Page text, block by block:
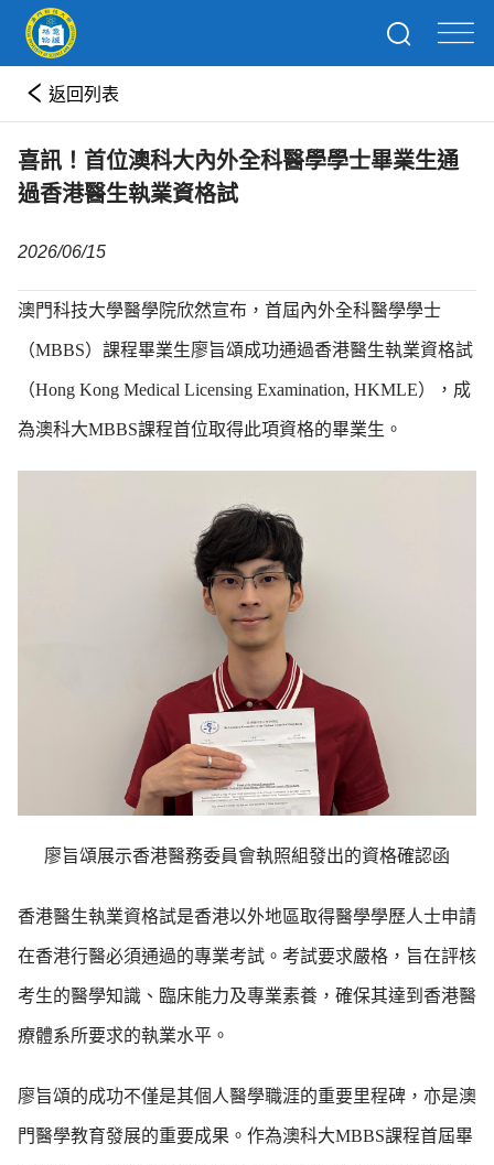
返回列表
喜訊！首位澳科大內外全科醫學學士畢業生通
過香港醫生執業資格試
2026/06/15
澳門科技大學醫學院欣然宣布，首屆內外全科醫學學士
（MBBS）課程畢業生廖旨頌成功通過香港醫生執業資格試
（Hong Kong Medical Licensing Examination, HKMLE），成
為澳科大MBBS課程首位取得此項資格的畢業生。
廖旨頌展示香港醫務委員會執照組發出的資格確認函
香港醫生執業資格試是香港以外地區取得醫學學歷人士申請
在香港行醫必須通過的專業考試。考試要求嚴格，旨在評核
考生的醫學知識、臨床能力及專業素養，確保其達到香港醫
療體系所要求的執業水平。
廖旨頌的成功不僅是其個人醫學職涯的重要里程碑，亦是澳
門醫學教育發展的重要成果。作為澳科大MBBS課程首屆畢